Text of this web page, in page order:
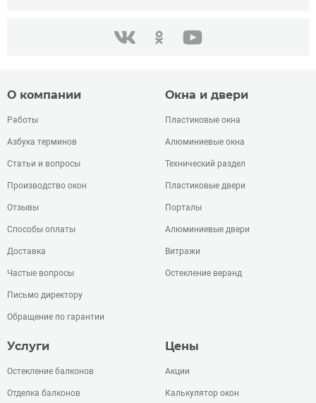
в контакте одноклассники youtube
О компании
Работы
Азбука терминов
Статьи и вопросы
Производство окон
Отзывы
Способы оплаты
Доставка
Частые вопросы
Письмо директору
Обращение по гарантии
Окна и двери
Пластиковые окна
Алюминиевые окна
Технический раздел
Пластиковые двери
Порталы
Алюминиевые двери
Витражи
Остекление веранд
Услуги
Остекление балконов
Отделка балконов
Цены
Акции
Калькулятор окон